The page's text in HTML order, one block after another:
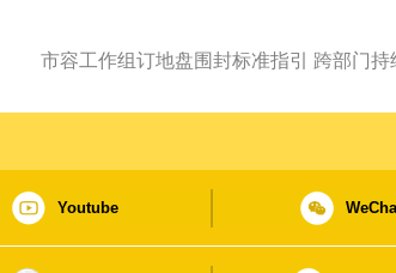
市容工作组订地盘围封标准指引 跨部门
Youtube